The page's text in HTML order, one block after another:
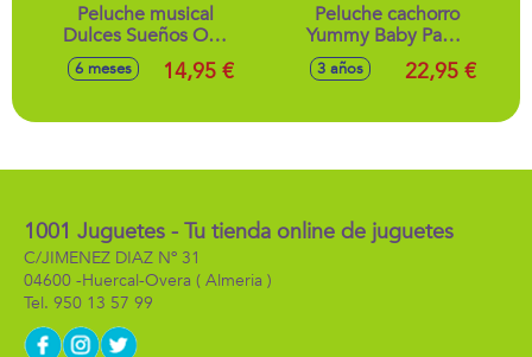
Peluche musical
Dulces Sueños Oso
o Unicornio 25cm -
Modelos surtidos
6 meses 14,95 €
Peluche cachorro
Yummy Baby Paws,
con sonido y bolsa
transportable
Modelos surtidos
3 años 22,95 €
1001 Juguetes - Tu tienda online de juguetes
C/JIMENEZ DIAZ Nº 31
04600 -Huercal-Overa ( Almeria )
950 13 57 99